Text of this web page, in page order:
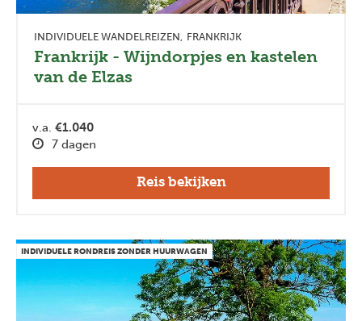
INDIVIDUELE WANDELREIZEN FRANKRIJK
Frankrijk - Wijndorpjes en kastelen
van de Elzas
v.a. €1.040
7 dagen
Reis bekijken
INDIVIDUELE RONDREIS ZONDER HUURWAGEN